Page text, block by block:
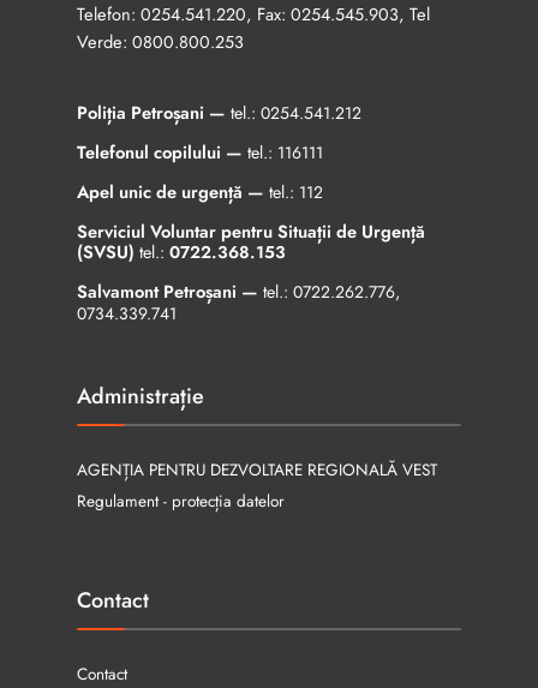
Telefon: 0254.541.220, Fax: 0254.545.903, Tel
Verde: 0800.800.253
Poliția Petroșani — tel.: 0254.541.212
Telefonul copilului — tel.: 116111
Apel unic de urgență — tel.: 112
Serviciul Voluntar pentru Situații de Urgență
(SVSU) tel.: 0722.368.153
Salvamont Petroșani — tel.: 0722.262.776,
0734.339.741
Administrație
AGENȚIA PENTRU DEZVOLTARE REGIONALĂ VEST
Regulament - protecția datelor
Contact
Contact